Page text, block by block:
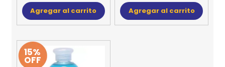
Agregar al carrito Agregar al carrito
15%
OFF